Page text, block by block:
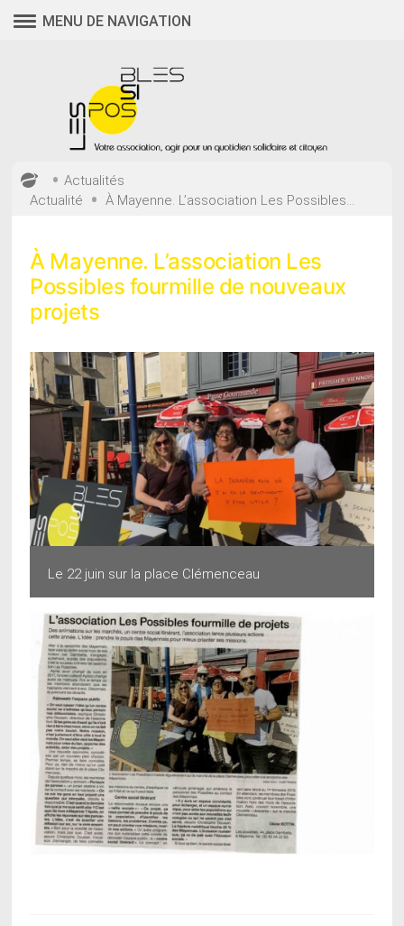
MENU DE NAVIGATION
• Actualités
Actualité
• À Mayenne. L’association Les Possibles...
À Mayenne. L’association Les
Possibles fourmille de nouveaux
projets
Le 22 juin sur la place Clémenceau